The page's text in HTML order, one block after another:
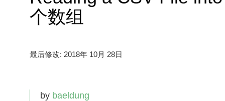
个数组
最后修改: 2018年 10月 28日
by baeldung